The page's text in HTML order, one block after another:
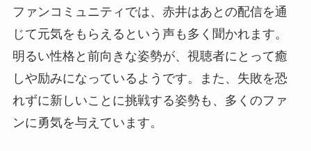
ファンコミュニティでは、赤井はあとの配信を通
じて元気をもらえるという声も多く聞かれます。
明るい性格と前向きな姿勢が、視聴者にとって癒
しや励みになっているようです。また、失敗を恐
れずに新しいことに挑戦する姿勢も、多くのファ
ンに勇気を与えています。